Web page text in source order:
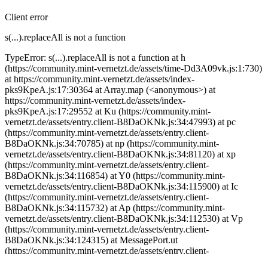
Client error
s(...).replaceAll is not a function
TypeError: s(...).replaceAll is not a function at h
(https://community.mint-vernetzt.de/assets/time-Dd3A09vk.js:1:730)
at https://community.mint-vernetzt.de/assets/index-
pks9KpeA.js:17:30364 at Array.map (<anonymous>) at
https://community.mint-vernetzt.de/assets/index-
pks9KpeA.js:17:29552 at Ku (https://community.mint-
vernetzt.de/assets/entry.client-B8DaOKNk.js:34:47993) at pc
(https://community.mint-vernetzt.de/assets/entry.client-
B8DaOKNk.js:34:70785) at np (https://community.mint-
vernetzt.de/assets/entry.client-B8DaOKNk.js:34:81120) at xp
(https://community.mint-vernetzt.de/assets/entry.client-
B8DaOKNk.js:34:116854) at Y0 (https://community.mint-
vernetzt.de/assets/entry.client-B8DaOKNk.js:34:115900) at Ic
(https://community.mint-vernetzt.de/assets/entry.client-
B8DaOKNk.js:34:115732) at Ap (https://community.mint-
vernetzt.de/assets/entry.client-B8DaOKNk.js:34:112530) at Vp
(https://community.mint-vernetzt.de/assets/entry.client-
B8DaOKNk.js:34:124315) at MessagePort.ut
(https://community.mint-vernetzt.de/assets/entry.client-